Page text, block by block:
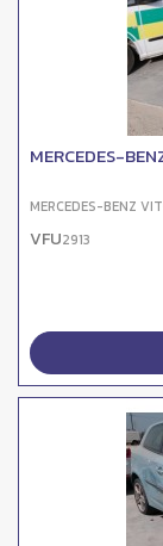
MERCEDES-
MERCEDES-BENZ
VFU2913